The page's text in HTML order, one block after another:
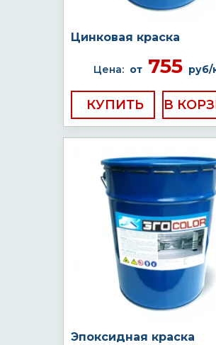
Цинковая краска
Цена: от755 руб/
КУПИТЬ
Эпоксидная краска